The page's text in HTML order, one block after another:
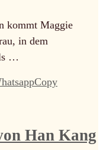
kommt Maggie
in dem
…
Copy
Han Kang